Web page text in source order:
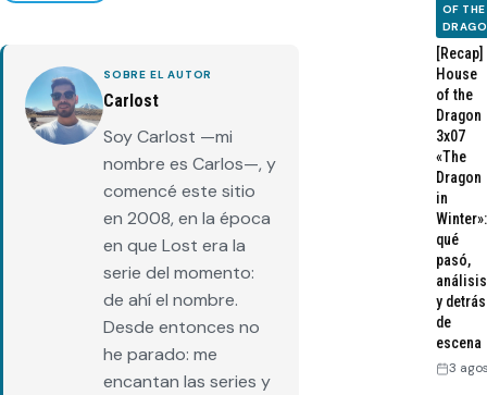
SOBRE EL AUTOR
Carlost
Soy Carlost —mi
nombre es Carlos—, y
comencé este sitio
en 2008, en la época
en que Lost era la
serie del momento:
de ahí el nombre.
Desde entonces no
he parado: me
encantan las series y
OF THE
[Recap]
House
of the
Dragon
3x07
«The
Dragon
in
Winter»:
qué
pasó,
análisis
y detrás
de
escena
3